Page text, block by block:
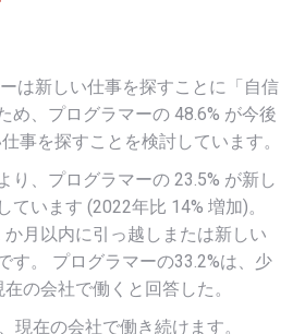
は新しい仕事を探すことに「自信
め、プログラマーの 48.6% が今後
事を探すことを検討しています。
り、プログラマーの 23.5% が新し
ています (2022年比 14% 増加)。
か月以内に引っ越しまたは新しい
す。 プログラマーの33.2%は、少
の会社で働くと回答した。
現在の会社で働き続けます。